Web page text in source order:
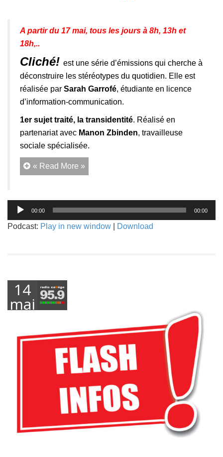
A partir du 17 mai, tous les jours à 8h, 13h et
18h,..
Cliché! est une série d’émissions qui cherche à
déconstruire les stéréotypes du quotidien. Elle est
réalisée par Sarah Garrofé, étudiante en licence
d’information-communication.
1er sujet traité, la transidentité. Réalisé en
partenariat avec Manon Zbinden, travailleuse
sociale spécialisée.
« Read More »
Lecteur
audio
00:00 00:00
Podcast: Play in new window Download
14
mai